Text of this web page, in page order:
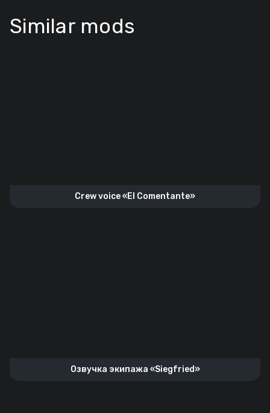
Similar mods
Crew voice «El Comentante»
Озвучка экипажа «Siegfried»